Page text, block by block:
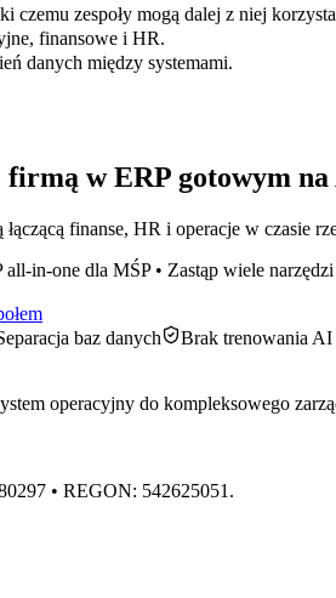
czemu zespoły mogą dalej z niej
finansowe i HR.
danych między systemami.
w ERP gotowym
finanse, HR i operacje w czasie
in-one dla MŚP • Zastąp wiele narzędzi
baz danych
Brak trenowania
operacyjny do kompleksowego
• REGON: 542625051.